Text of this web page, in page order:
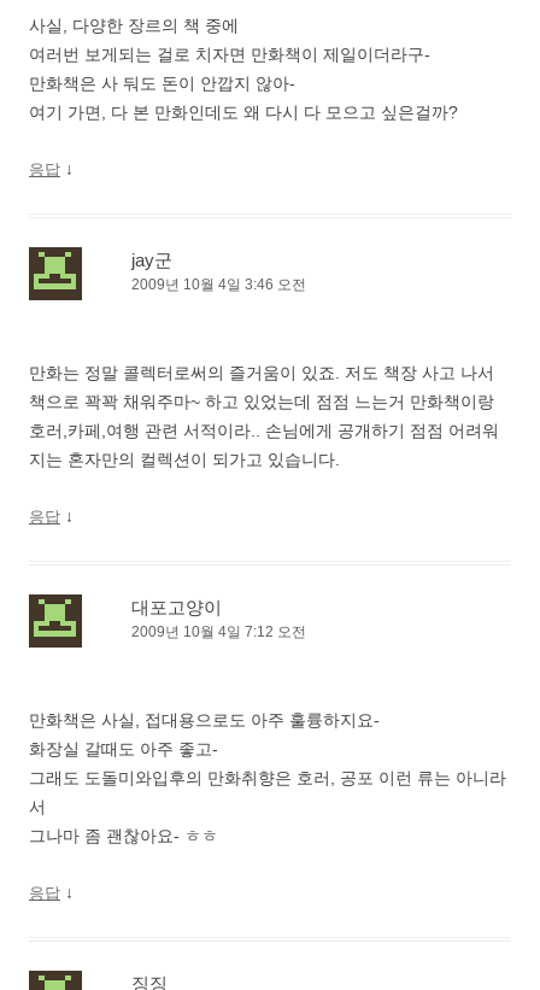
사실, 다양한 장르의 책 중에
여러번 보게되는 걸로 치자면 만화책이 제일이더라구-
만화책은 사 둬도 돈이 안깝지 않아-
여기 가면, 다 본 만화인데도 왜 다시 다 모으고 싶은걸까?
응답 ↓
jay군
2009년 10월 4일 3:46 오전
만화는 정말 콜렉터로써의 즐거움이 있죠. 저도 책장 사고 나서
책으로 꽉꽉 채워주마~ 하고 있었는데 점점 느는거 만화책이랑
호러,카페,여행 관련 서적이라.. 손님에게 공개하기 점점 어려워
지는 혼자만의 컬렉션이 되가고 있습니다.
응답 ↓
대포고양이
2009년 10월 4일 7:12 오전
만화책은 사실, 접대용으로도 아주 훌륭하지요-
화장실 갈때도 아주 좋고-
그래도 도돌미와입후의 만화취향은 호러, 공포 이런 류는 아니라
서
그나마 좀 괜찮아요- ㅎㅎ
응답 ↓
징징